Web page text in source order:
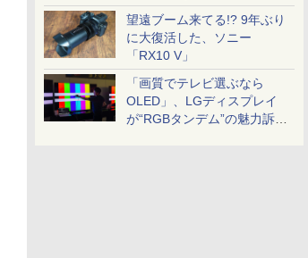
望遠ブーム来てる!? 9年ぶり
に大復活した、ソニー
「RX10 V」
「画質でテレビ選ぶなら
OLED」、LGディスプレイ
が“RGBタンデム”の魅力訴